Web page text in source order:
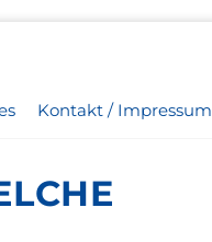
Kontakt / Impressum